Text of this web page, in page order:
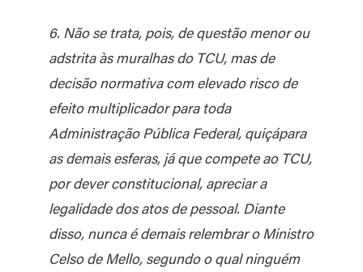
6. Não se trata, pois, de questão menor ou
adstrita às muralhas do TCU, mas de
decisão normativa com elevado risco de
efeito multiplicador para toda
Administração Pública Federal, quiçápara
as demais esferas, já que compete ao TCU,
por dever constitucional, apreciar a
legalidade dos atos de pessoal. Diante
disso, nunca é demais relembrar o Ministro
Celso de Mello, segundo o qual ninguém